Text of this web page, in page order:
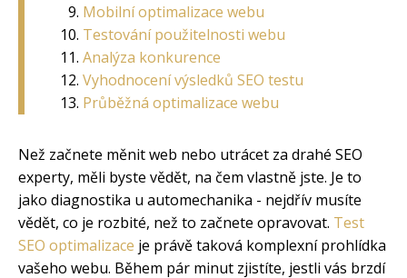
Mobilní optimalizace webu
Testování použitelnosti webu
Analýza konkurence
Vyhodnocení výsledků SEO testu
Průběžná optimalizace webu
Než začnete měnit web nebo utrácet za drahé SEO
experty, měli byste vědět, na čem vlastně jste. Je to
jako diagnostika u automechanika - nejdřív musíte
vědět, co je rozbité, než to začnete opravovat. Test
SEO optimalizace je právě taková komplexní prohlídka
vašeho webu. Během pár minut zjistíte, jestli vás brzdí